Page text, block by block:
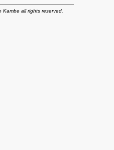
Kambe all rights reserved.